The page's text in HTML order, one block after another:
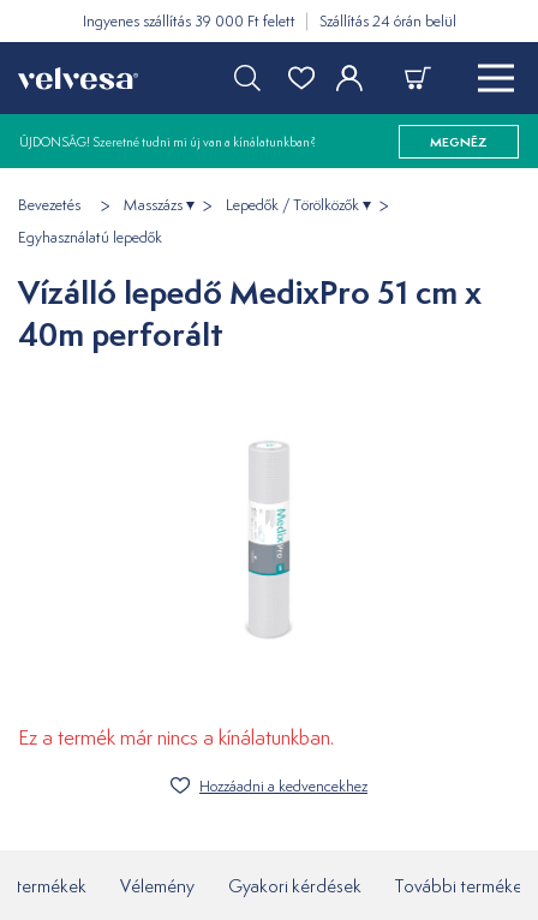
Ingyenes szállítás 39 000 Ft felett Szállítás 24 órán belül
ÚJDONSÁG! Szeretné tudni mi új van a kínálatunkban? MEGNÉZ
Bevezetés Masszázs
Lepedők / Törölközők
Egyhasználatú lepedők
Vízálló lepedő MedixPro 51 cm x
40m perforált
Ez a termék már nincs a kínálatunkban.
Hozzáadni a kedvencekhez
termékek Vélemény Gyakori kérdések További termékek